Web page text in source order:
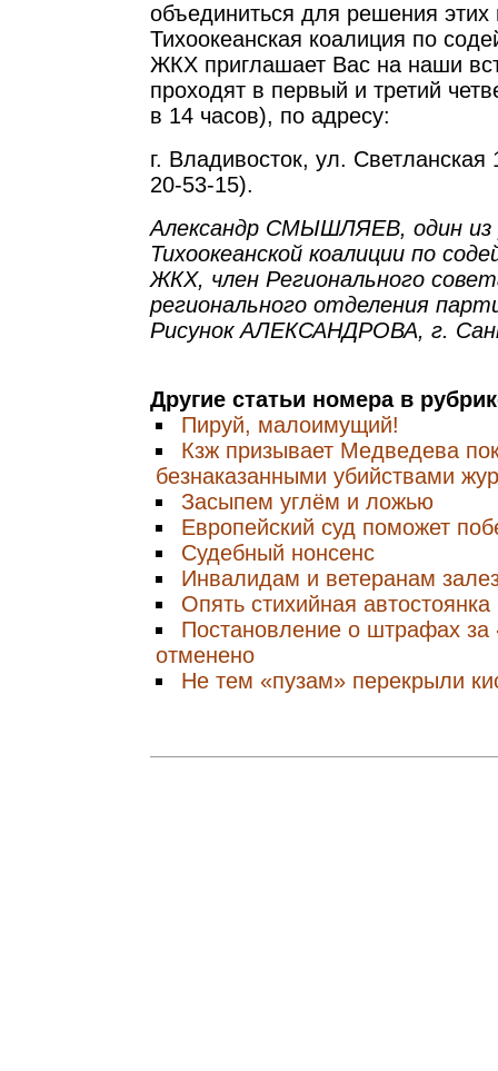
объединиться для решения этих
Тихоокеанская коалиция по
ЖКХ приглашает Вас на наши
проходят в первый и третий
в 14 часов), по адресу:
г. Владивосток, ул.
20-53-15).
Александр СМЫШЛЯЕВ, один из
Тихоокеанской коалиции по
ЖКХ, член Регионального
регионального отделения
Рисунок АЛЕКСАНДРОВА, г.
Другие статьи номера в
Пируй, малоимущий!
Кзж призывает Медведева
безнаказанными убийствами
Засыпем углём и ложью
Европейский суд поможет
Судебный нонсенс
Инвалидам и ветеранам
Опять стихийная автостоянка
Постановление о штрафах за
отменено
Не тем «пузам» перекрыли